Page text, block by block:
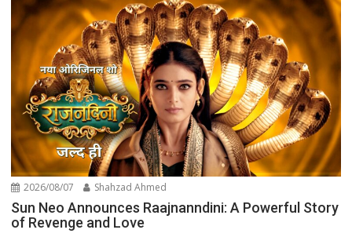
2026/08/07 Shahzad Ahmed
Sun Neo Announces Raajnanndini: A Powerful Story
of Revenge and Love